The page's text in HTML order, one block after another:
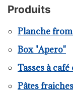
Produits
Planche
Box "Apero"
Tasses à
Pâtes